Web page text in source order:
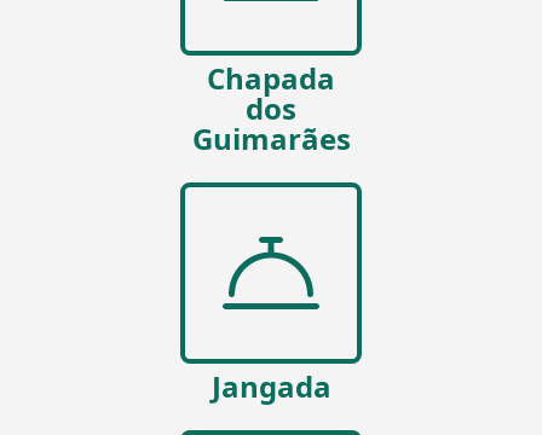
Chapada
dos
Guimarães
Jangada